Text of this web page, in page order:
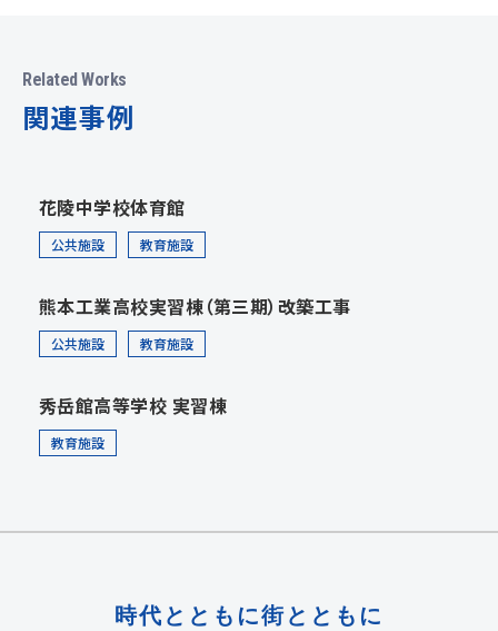
Related Works
関連事例
花陵中学校体育館
公共施設 教育施設
熊本工業高校実習棟（第三期）改築工事
公共施設 教育施設
秀岳館高等学校 実習棟
教育施設
時代とともに街とともに